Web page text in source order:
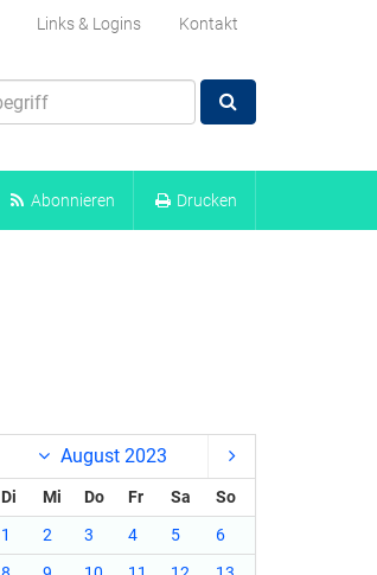
Links & Logins Kontakt
Abonnieren Drucken
August 2023
Di Mi Do Fr Sa
So
1 2 3 4 5
6